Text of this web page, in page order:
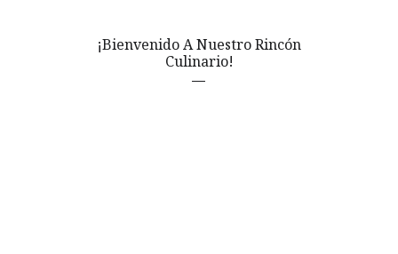
¡Bienvenido A Nuestro Rincón
Culinario!